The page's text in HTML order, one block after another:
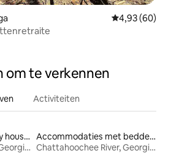
Gemiddelde
4,93 (60)
om te verkennen
Activiteiten
Accommodaties in tiny houses
Chattahoochee River, Georgia Bank
Accommodaties met bedden op toegankelijke hoogte
Chattahoochee River, Georgia Bank